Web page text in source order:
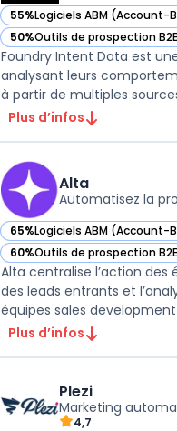
55%Logiciels ABM (Account-
— voir Foundry Intent Data
50%Outils de prospection
— voir Foundry Intent Data
Foundry Intent Data est
analysant leurs
à partir de multiples
Plus d’infos
Alta
Automatisez la
65%Logiciels ABM (Account-
— voir Alta dans cette
60%Outils de prospection
— voir Alta dans cette
Alta centralise l’action
des leads entrants et
équipes sales
Plus d’infos
Plezi
Marketing
4,7